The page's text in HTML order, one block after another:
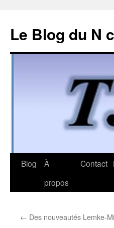
Le Blog du N
Aller
Blog
À
propos
Contact
← Des nouveautés Lemke-